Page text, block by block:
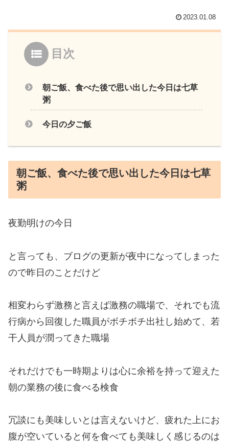
2023.01.08
目次
朝ご飯、食べた後で思い出した今日は七草
粥
今日の夕ご飯
朝ご飯、食べた後で思い出した今日は七草
粥
夜勤明けの今日
と言っても、ブログの更新が夜中になってしまった
ので昨日のことだけど
相変わらず激務と言えば激務の職場で、それでも流
行病から回復した職員がボチボチ出社し始めて、若
干人員が潤ってきた職場
それだけでも一時期よりは心に余裕を持って迎えた
朝の業務の後に食べる検食
冗談にも美味しいとは言えないけど、疲れた上にお
腹が空いていると何を食べても美味しく感じるのは